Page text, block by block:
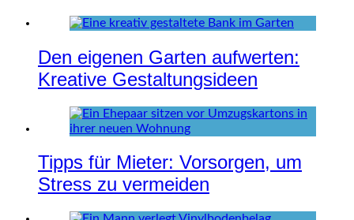
Den eigenen Garten aufwerten:
Kreative Gestaltungsideen
Tipps für Mieter: Vorsorgen, um
Stress zu vermeiden